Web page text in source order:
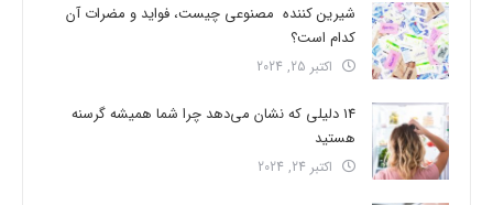
شیرین کننده مصنوعی چیست، فواید و مضرات آن
کدام است؟
اکتبر 25, 2024
14 دلیلی که نشان می‌دهد چرا شما همیشه گرسنه
هستید
اکتبر 24, 2024